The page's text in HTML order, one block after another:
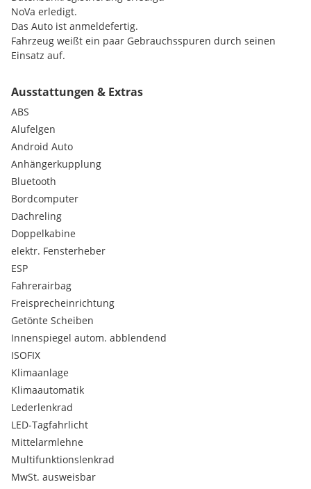
NoVa erledigt.
Das Auto ist anmeldefertig.
Fahrzeug weißt ein paar Gebrauchsspuren durch seinen
Einsatz auf.
Ausstattungen & Extras
ABS
Alufelgen
Android Auto
Anhängerkupplung
Bluetooth
Bordcomputer
Dachreling
Doppelkabine
elektr. Fensterheber
ESP
Fahrerairbag
Freisprecheinrichtung
Getönte Scheiben
Innenspiegel autom. abblendend
ISOFIX
Klimaanlage
Klimaautomatik
Lederlenkrad
LED-Tagfahrlicht
Mittelarmlehne
Multifunktionslenkrad
MwSt. ausweisbar